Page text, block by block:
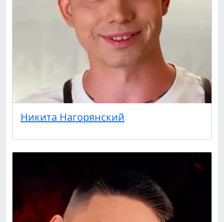
Никита Нагорянский
Нас уже 5400